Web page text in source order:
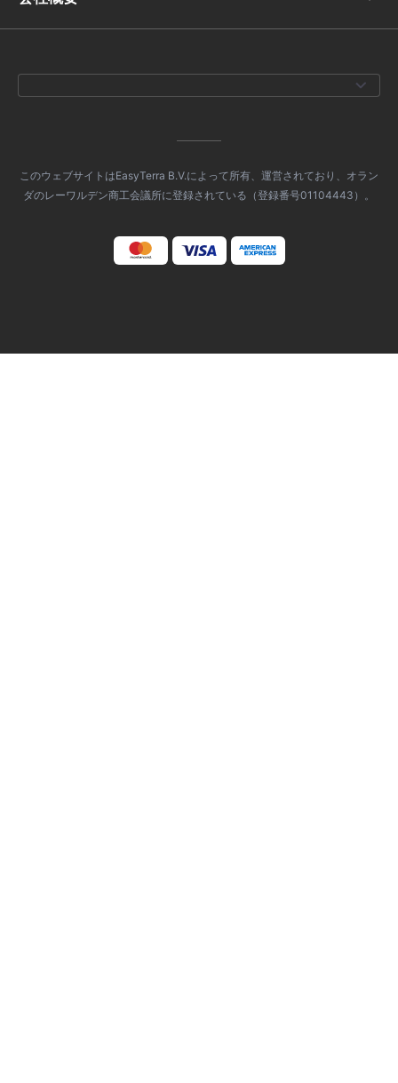
このウェブサイトはEasyTerra B.V.によって所有、運営されており、オラン
ダのレーワルデン商工会議所に登録されている（登録番号01104443）。